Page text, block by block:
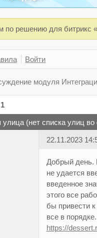
по решению для битрикс «
Войти
модуля
1
улица (нет списка улиц
22.11.2023
Добрый день.
не удается
введенное
этого все
бы привести
все в порядке.
https://